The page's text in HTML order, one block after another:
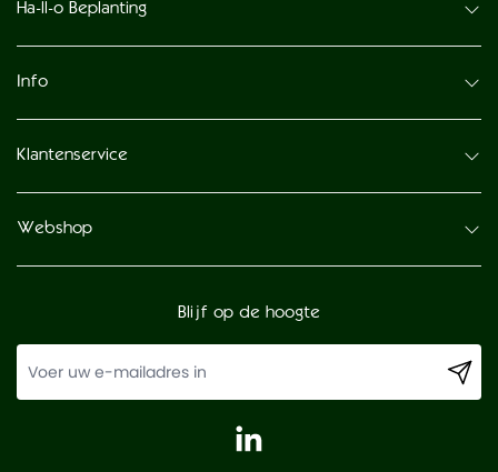
Ha-ll-o Beplanting
Info
Klantenservice
Webshop
Blijf op de hoogte